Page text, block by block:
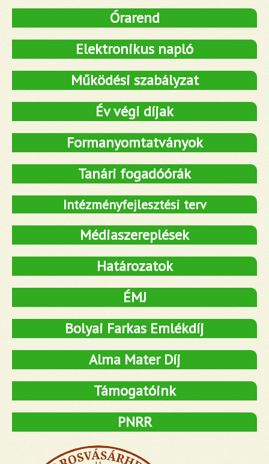
Órarend
Elektronikus napló
Működési szabályzat
Év végi díjak
Formanyomtatványok
Tanári fogadóórák
Intézményfejlesztési terv
Médiaszereplések
Határozatok
ÉMJ
Bolyai Farkas Emlékdíj
Alma Mater Díj
Támogatóink
PNRR